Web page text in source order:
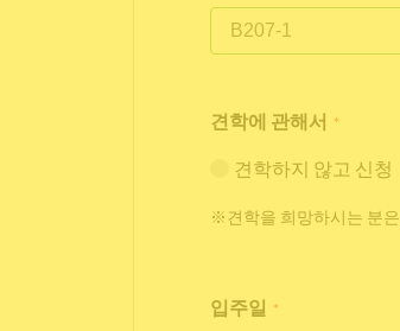
견학에 관해서 *
견학하지 않고 신청
※견학을 희망하시는 분은
입주일 *